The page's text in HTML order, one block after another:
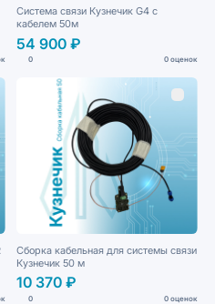
Система связи Кузнечик G4 с
кабелем 50м
54 900 ₽
0 0 оценок
Сборка кабельная для системы связи
Кузнечик 50 м
10 370 ₽
0 0 оценок